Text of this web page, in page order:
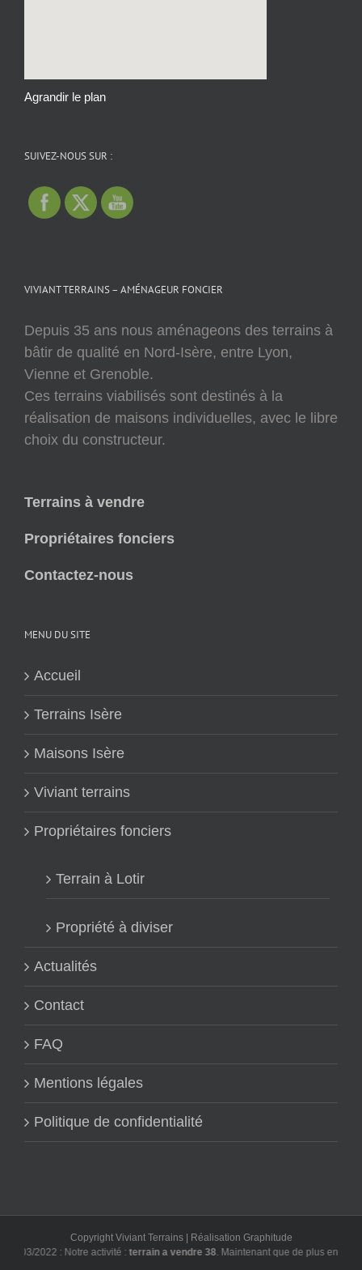
Agrandir le plan
SUIVEZ-NOUS SUR :
VIVIANT TERRAINS – AMÉNAGEUR FONCIER
Depuis 35 ans nous aménageons des terrains à
bâtir de qualité en Nord-Isère, entre Lyon,
Vienne et Grenoble.
Ces terrains viabilisés sont destinés à la
réalisation de maisons individuelles, avec le libre
choix du constructeur.
Terrains à vendre
Propriétaires fonciers
Contactez-nous
MENU DU SITE
Accueil
Terrains Isère
Maisons Isère
Viviant terrains
Propriétaires fonciers
Terrain à Lotir
Propriété à diviser
Actualités
Contact
FAQ
Mentions légales
Politique de confidentialité
Copyright Viviant Terrains | Réalisation Graphitude
03/2022 : Notre activité :terrain a vendre 38. Maintenant que de plus en plus